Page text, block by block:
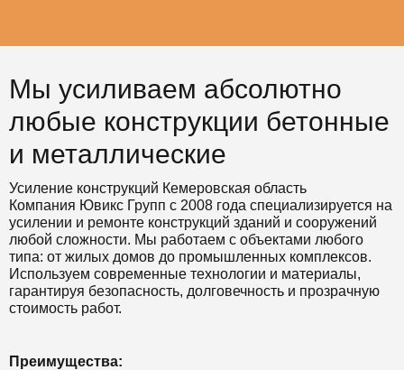
Мы усиливаем абсолютно
любые конструкции бетонные
и металлические
Усиление конструкций Кемеровская область
Компания Ювикс Групп с 2008 года специализируется на
усилении и ремонте конструкций зданий и сооружений
любой сложности. Мы работаем с объектами любого
типа: от жилых домов до промышленных комплексов.
Используем современные технологии и материалы,
гарантируя безопасность, долговечность и прозрачную
стоимость работ.
Преимущества: